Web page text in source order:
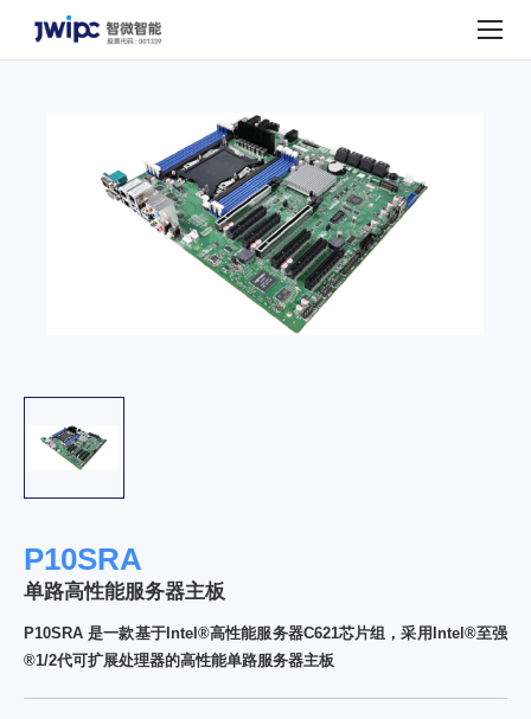
P10SRA
P10SRA
单路高性能服务器主板
P10SRA 是一款基于Intel®高性能服务器C621芯片组，采用Intel®至强
®1/2代可扩展处理器的高性能单路服务器主板